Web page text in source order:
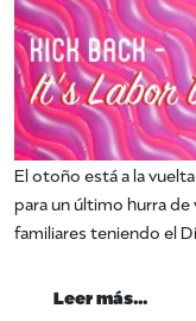
El otoño está a la
para un último hurra de
familiares teniendo el
Leer más…